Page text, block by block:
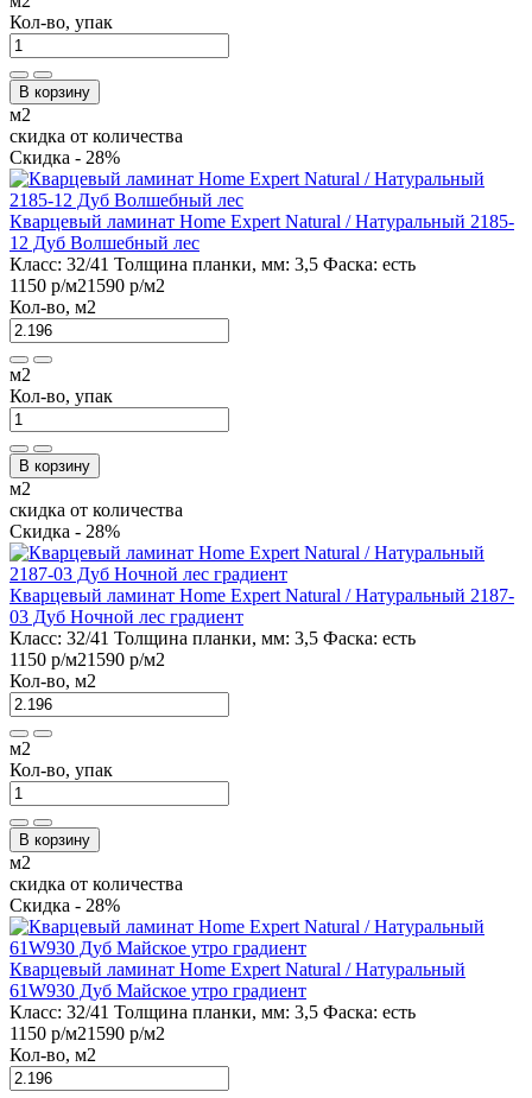
Кол-во, упак
В корзину
м2
скидка от количества
Скидка - 28%
Кварцевый ламинат Home Expert Natural / Натуральный 2185-
12 Дуб Волшебный лес
Класс: 32/41 Толщина планки, мм: 3,5 Фаска: есть
1150 р/м21590 р/м2
Кол-во, м2
м2
Кол-во, упак
В корзину
м2
скидка от количества
Скидка - 28%
Кварцевый ламинат Home Expert Natural / Натуральный 2187-
03 Дуб Ночной лес градиент
Класс: 32/41 Толщина планки, мм: 3,5 Фаска: есть
1150 р/м21590 р/м2
Кол-во, м2
м2
Кол-во, упак
В корзину
м2
скидка от количества
Скидка - 28%
Кварцевый ламинат Home Expert Natural / Натуральный
61W930 Дуб Майское утро градиент
Класс: 32/41 Толщина планки, мм: 3,5 Фаска: есть
1150 р/м21590 р/м2
Кол-во, м2